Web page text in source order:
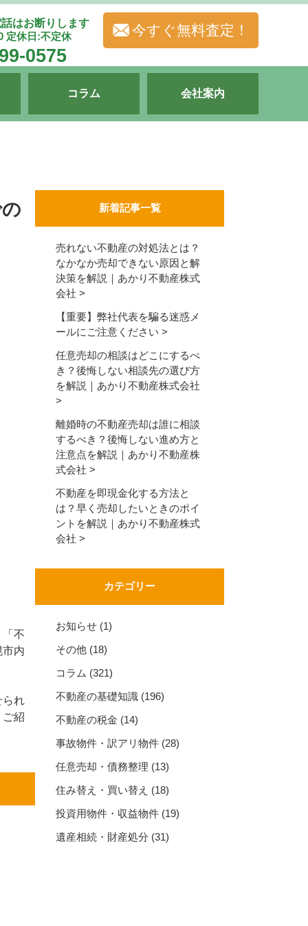
はお断りします
定休日:不定休
0575
今すぐ無料査定！
コラム 会社案内
不
内
られ
紹
新着記事一覧
売れない不動産の対処法とは？
なかなか売却できない原因と解
決策を解説｜あかり不動産株式
会社
【重要】弊社代表を騙る迷惑メ
ールにご注意ください
任意売却の相談はどこにするべ
き？後悔しない相談先の選び方
を解説｜あかり不動産株式会社
離婚時の不動産売却は誰に相談
するべき？後悔しない進め方と
注意点を解説｜あかり不動産株
式会社
不動産を即現金化する方法と
は？早く売却したいときのポイ
ントを解説｜あかり不動産株式
会社
カテゴリー
お知らせ (1)
その他 (18)
コラム (321)
不動産の基礎知識 (196)
不動産の税金 (14)
事故物件・訳アリ物件 (28)
任意売却・債務整理 (13)
住み替え・買い替え (18)
投資用物件・収益物件 (19)
遺産相続・財産処分 (31)